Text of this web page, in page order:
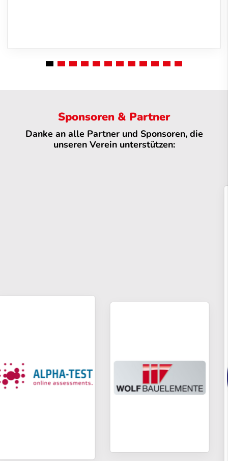
Sponsoren & Partner
Danke an alle Partner und Sponsoren, die
unseren Verein unterstützen: